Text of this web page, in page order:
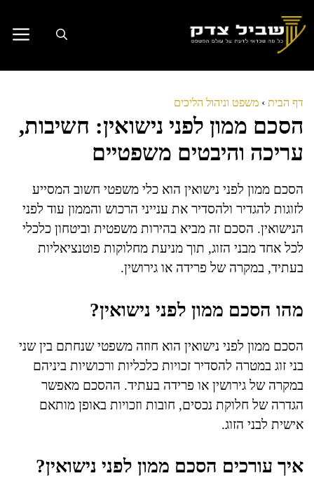
לתוכן
דף הבית › משפט וניהול הליכים
הסכם ממון לפני נישואין: חשיבות,
עריכה והיבטים משפטיים
הסכם ממון לפני נישואין הוא כלי משפטי חשוב המסייע
לזוגות להגדיר ולהסדיר את ענייני הרכוש והממון עוד לפני
הנישואין. הסכם זה מביא בהירות משפטית וביטחון כלכלי
לכל אחד מבני הזוג, תוך מניעת מחלוקות פוטנציאליות
בעתיד, במקרה של פרידה או גירושין.
מהו הסכם ממון לפני נישואין?
הסכם ממון לפני נישואין הוא חוזה משפטי שנחתם בין שני
בני זוג במטרה להסדיר זכויות כלכליות ורכושיות ביניהם
במקרה של גירושין או פרידה בעתיד. ההסכם מאפשר
הגדרה של חלוקת נכסים, חובות וזכויות באופן מותאם
אישית לבני הזוג.
איך עורכים הסכם ממון לפני נישואין?